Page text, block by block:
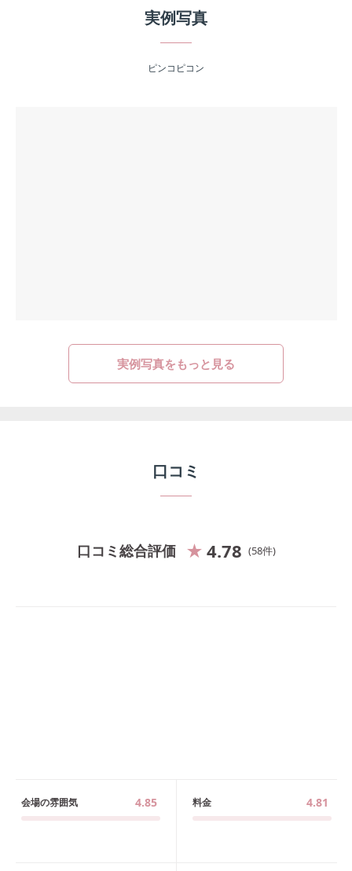
実例写真
ピンコピコン
実例写真をもっと見る
口コミ
口コミ総合評価 4.78 58件
会場の雰囲気 4.85 料金 4.81